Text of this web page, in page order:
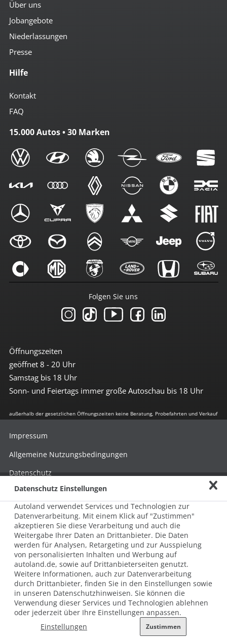
Über uns
Jobangebote
Niederlassungen
Presse
Hilfe
Kontakt
FAQ
15.000 Autos • 30 Marken
Öffnungszeiten
geöffnet 8 - 20 Uhr
Samstag bis 18 Uhr
Sonn- und Feiertags immer große Autoschau bis 18 Uhr
Folgen Sie uns
außerhalb der gesetzlichen Öffnungszeiten keine Beratung, Probefahrten und Verkauf
© 2026 AUTOLAND 24 SE & Co. Betriebs KG
Werner-von-Siemens-Str. 2, 06796 Brehna, Deutschland
Impressum
Allgemeine Nutzungsbedingungen
Datenschutz
Hinweisgebersystem nach HinSchG
Beschwerde nach LkSG
Grundsatzerklärung zum LkSG
Datenschutz Einstellungen
Autoland verwendet Services und Technologien zur
Datenverarbeitung. Mit einem Klick auf "Zustimmen"
akzeptieren Sie diese Verarbeitung und auch die
Weitergabe Ihrer Daten an Drittanbieter. Die Daten
werden für Analysen, Retargeting und zur Ausspielung
von personalisierten Inhalten und Werbung auf
autoland.de, sowie auf Drittanbieterseiten genutzt.
Weitere Informationen, auch zur Datenverarbeitung
durch Drittanbieter, finden Sie in den Einstellungen sowie
in unseren Datenschutzhinweisen. Sie können die
Verwendung dieser Services und Technologien ablehnen
oder jederzeit über Ihre Einstellungen anpassen.
Einstellungen
Zustimmen